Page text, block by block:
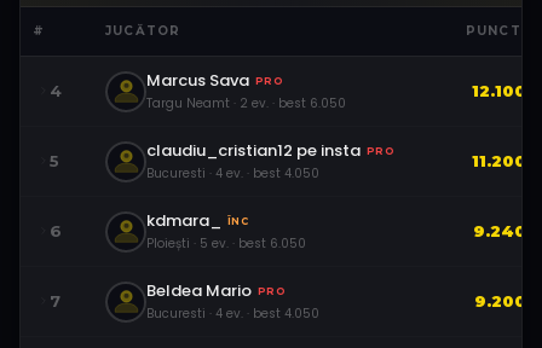
# JUCĂTOR PUNCTE
4 Marcus Sava PRO
Targu Neamt · 2 ev. · best 6.050
12.100
5 claudiu_cristian12 pe insta PRO
Bucuresti · 4 ev. · best 4.050
11.200
6 kdmara_ ÎNC
Ploiești · 5 ev. · best 6.050
9.240
7 Beldea Mario PRO
Bucuresti · 4 ev. · best 4.050
9.200